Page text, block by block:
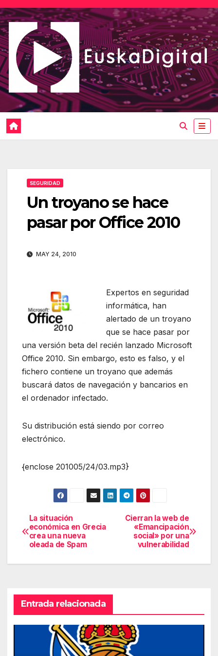
Saltar
al
contenido
SEGURIDAD
Un troyano se hace
pasar por Office 2010
MAY 24, 2010
Expertos en seguridad
informática, han
alertado de un troyano
que se hace pasar por
una versión beta del recién lanzado Microsoft
Office 2010. Sin embargo, esto es falso, y el
fichero contiene un troyano que además
buscará datos de navegación y bancarios en
el ordenador infectado.
Su distribución está siendo por correo
electrónico.
{enclose 201005/24/03.mp3}
Navegación
de
entradas
Cierran la web de
«Emancipación
social» por una
vulnerabilidad
La situación
económica en Grecia
crea una nueva
oleada de Spam
Entrada relacionada